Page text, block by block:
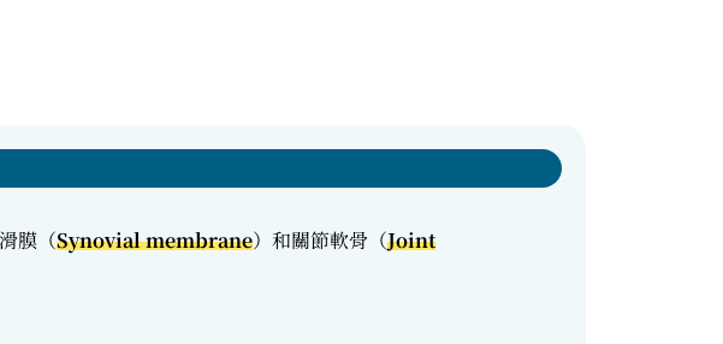
膜（Synovial membrane）和關節軟骨（Joint